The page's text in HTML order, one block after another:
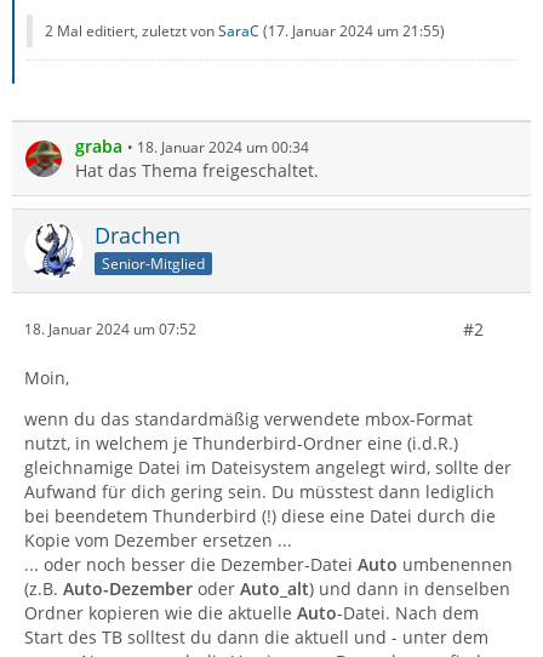
2 Mal editiert, zuletzt vonSaraC (17. Januar 2024 um 21:55)
graba 18. Januar 2024 um 00:34
Hat das Thema freigeschaltet.
Drachen
Senior-Mitglied
18. Januar 2024 um 07:52 #2
Moin,
wenn du das standardmäßig verwendete mbox-Format
nutzt, in welchem je Thunderbird-Ordner eine (i.d.R.)
gleichnamige Datei im Dateisystem angelegt wird, sollte der
Aufwand für dich gering sein. Du müsstest dann lediglich
bei beendetem Thunderbird (!) diese eine Datei durch die
Kopie vom Dezember ersetzen ...
... oder noch besser die Dezember-Datei Auto umbenennen
(z.B. Auto-Dezember oder Auto_alt) und dann in denselben
Ordner kopieren wie die aktuelle Auto-Datei. Nach dem
Start des TB solltest du dann die aktuell und - unter dem